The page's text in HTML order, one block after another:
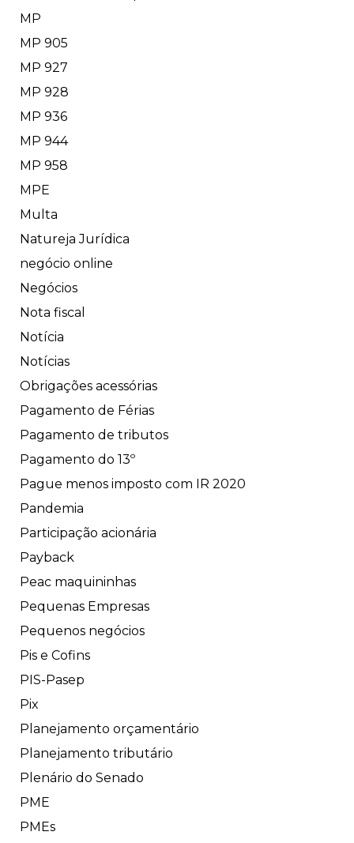
MP
MP 905
MP 927
MP 928
MP 936
MP 944
MP 958
MPE
Multa
Natureja Jurídica
negócio online
Negócios
Nota fiscal
Notícia
Notícias
Obrigações acessórias
Pagamento de Férias
Pagamento de tributos
Pagamento do 13º
Pague menos imposto com IR 2020
Pandemia
Participação acionária
Payback
Peac maquininhas
Pequenas Empresas
Pequenos negócios
Pis e Cofins
PIS-Pasep
Pix
Planejamento orçamentário
Planejamento tributário
Plenário do Senado
PME
PMEs